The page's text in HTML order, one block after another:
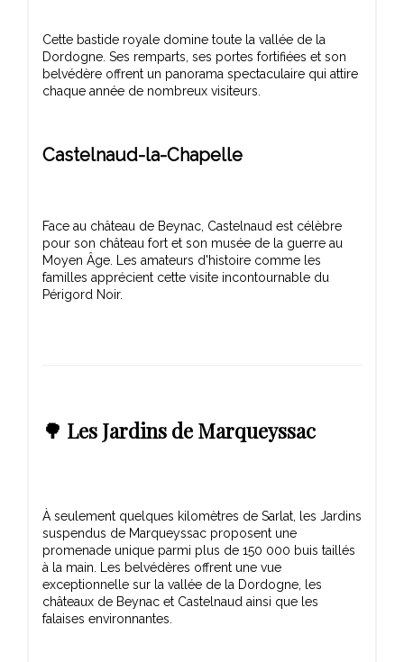
Cette bastide royale domine toute la vallée de la
Dordogne. Ses remparts, ses portes fortifiées et son
belvédère offrent un panorama spectaculaire qui attire
Castelnaud-la-Chapelle
Face au château de Beynac, Castelnaud est célèbre
pour son château fort et son musée de la guerre au
Moyen Âge. Les amateurs d'histoire comme les
familles apprécient cette visite incontournable du
🌳 Les Jardins de Marqueyssac
À seulement quelques kilomètres de Sarlat, les Jardins
suspendus de Marqueyssac proposent une
promenade unique parmi plus de 150 000 buis taillés
à la main. Les belvédères offrent une vue
exceptionnelle sur la vallée de la Dordogne, les
châteaux de Beynac et Castelnaud ainsi que les